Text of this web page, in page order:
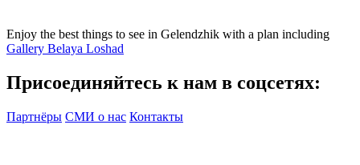
Enjoy the best things to see in Gelendzhik with a plan including
Gallery Belaya Loshad
Присоединяйтесь к нам в соцсетях:
Партнёры СМИ о нас Контакты